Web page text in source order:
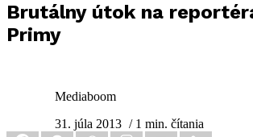
Brutálny útok na
Primy
Mediaboom
31. júla 2013 / 1 min. čítania